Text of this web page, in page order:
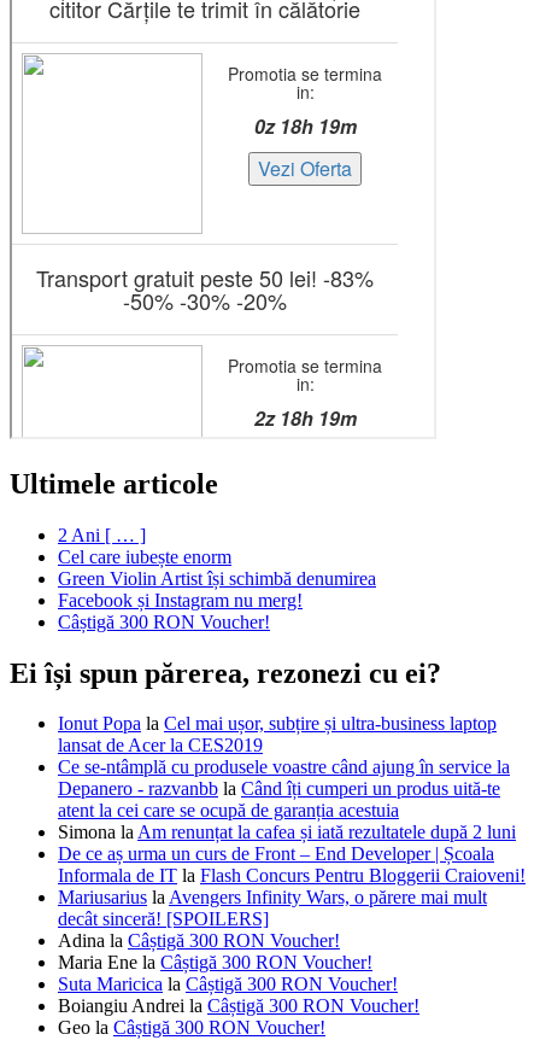
Ultimele articole
2 Ani [ … ]
Cel care iubește enorm
Green Violin Artist își schimbă denumirea
Facebook și Instagram nu merg!
Câștigă 300 RON Voucher!
Ei își spun părerea, rezonezi cu ei?
Ionut Popa la Cel mai ușor, subțire și ultra-business laptop
lansat de Acer la CES2019
Ce se-ntâmplă cu produsele voastre când ajung în service la
Depanero - razvanbb la Când îți cumperi un produs uită-te
atent la cei care se ocupă de garanția acestuia
Simona laAm renunțat la cafea și iată rezultatele după 2 luni
De ce aș urma un curs de Front – End Developer | Școala
Informala de IT la Flash Concurs Pentru Bloggerii Craioveni!
Mariusarius laAvengers Infinity Wars, o părere mai mult
decât sinceră! [SPOILERS]
Adina la Câștigă 300 RON Voucher!
Maria Ene la Câștigă 300 RON Voucher!
Suta Maricica la Câștigă 300 RON Voucher!
Boiangiu Andrei la Câștigă 300 RON Voucher!
Geo la Câștigă 300 RON Voucher!